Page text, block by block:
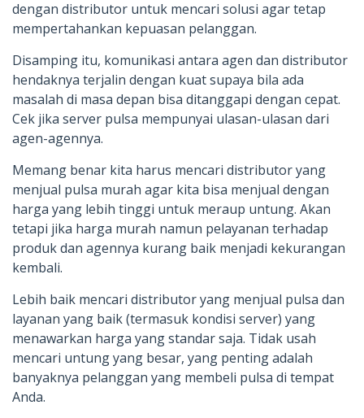
dengan distributor untuk mencari solusi agar tetap
mempertahankan kepuasan pelanggan.
Disamping itu, komunikasi antara agen dan distributor
hendaknya terjalin dengan kuat supaya bila ada
masalah di masa depan bisa ditanggapi dengan cepat.
Cek jika server pulsa mempunyai ulasan-ulasan dari
agen-agennya.
Memang benar kita harus mencari distributor yang
menjual pulsa murah agar kita bisa menjual dengan
harga yang lebih tinggi untuk meraup untung. Akan
tetapi jika harga murah namun pelayanan terhadap
produk dan agennya kurang baik menjadi kekurangan
kembali.
Lebih baik mencari distributor yang menjual pulsa dan
layanan yang baik (termasuk kondisi server) yang
menawarkan harga yang standar saja. Tidak usah
mencari untung yang besar, yang penting adalah
banyaknya pelanggan yang membeli pulsa di tempat
Anda.